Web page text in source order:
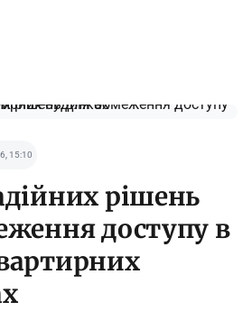
15:10
рішень
доступу в